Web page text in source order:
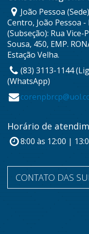
João Pessoa
Centro, João Pessoa
(Subseção): Rua
Sousa, 450, EMP.
Estação Velha.
(83) 3113-1144
(WhatsApp)
Horário de
8:00 às 12:00 |
CONTATO DAS